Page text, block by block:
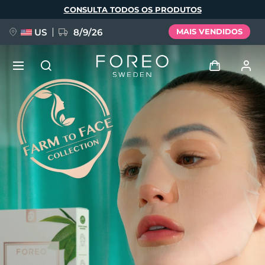
principal
CONSULTA TODOS OS PRODUTOS
US 8/9/26 MAIS VENDIDOS
Entrar
Perfil de usuário
Meus aparelhos
Meus pedidos
Meus endereços
As minhas subscrições
NOVIDADE
FAQ™ Pure Beauty-Tech Elixir
BREAKING NEWS
issa™ Teeth Whitening Set
Idioma
English Deutsch
Español
Italiano
Português
Svenska
Русский
Türkçe
简体中文 繁體中文